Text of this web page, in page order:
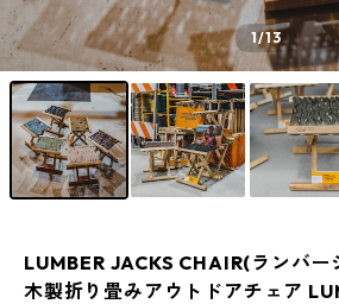
1/13
LUMBER JACKS CHAIR(ランバ
木製折り畳みアウトドアチェア